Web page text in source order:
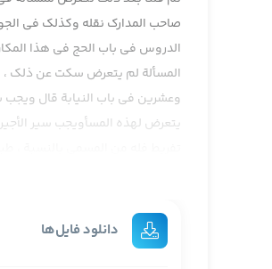
صاحب المدارك نقله وكذلك في
الدروس في باب الحج في هذا
المسألة لم يتعرض سكت عن ذلك ،
وعشرين في باب النيابة قال ويجب
يتعرض لهذه المسأويجب سير الأجير
أعم من الإجارة النيابة إنسان
عبارته إنصافاً غير واضحة أنّه
دانلود فایل‌ها